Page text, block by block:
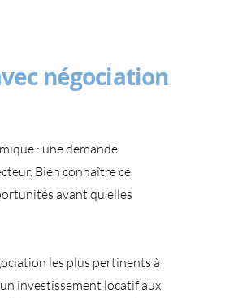
négociation
: une demande
Bien connaître ce
avant qu'elles
les plus pertinents à
investissement locatif aux